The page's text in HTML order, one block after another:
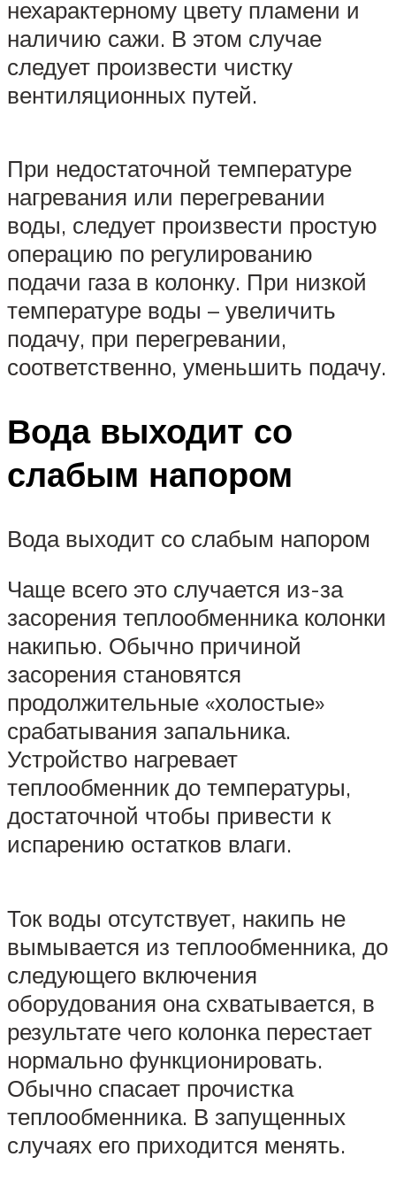
нехарактерному цвету пламени и
наличию сажи. В этом случае
следует произвести чистку
вентиляционных путей.
При недостаточной температуре
нагревания или перегревании
воды, следует произвести простую
операцию по регулированию
подачи газа в колонку. При низкой
температуре воды – увеличить
подачу, при перегревании,
соответственно, уменьшить подачу.
Вода выходит со
слабым напором
Вода выходит со слабым напором
Чаще всего это случается из-за
засорения теплообменника колонки
накипью. Обычно причиной
засорения становятся
продолжительные «холостые»
срабатывания запальника.
Устройство нагревает
теплообменник до температуры,
достаточной чтобы привести к
испарению остатков влаги.
Ток воды отсутствует, накипь не
вымывается из теплообменника, до
следующего включения
оборудования она схватывается, в
результате чего колонка перестает
нормально функционировать.
Обычно спасает прочистка
теплообменника. В запущенных
случаях его приходится менять.